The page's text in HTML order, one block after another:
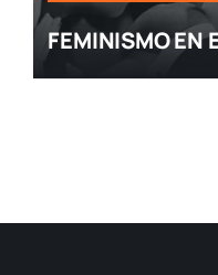
FEMINISMO EN